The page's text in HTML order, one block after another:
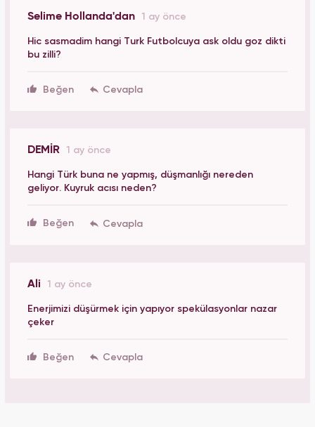
Selime Hollanda'dan 1 ay önce
Hic sasmadim hangi Turk Futbolcuya ask oldu goz dikti
bu zilli?
Beğen
DEMİR 1 ay önce
Hangi Türk buna ne yapmış, düşmanlığı nereden
geliyor. Kuyruk acısı neden?
Beğen
Ali 1 ay önce
Enerjimizi düşürmek için yapıyor spekülasyonlar nazar
çeker
Beğen